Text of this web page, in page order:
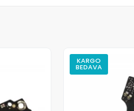
KARGO
BEDAVA